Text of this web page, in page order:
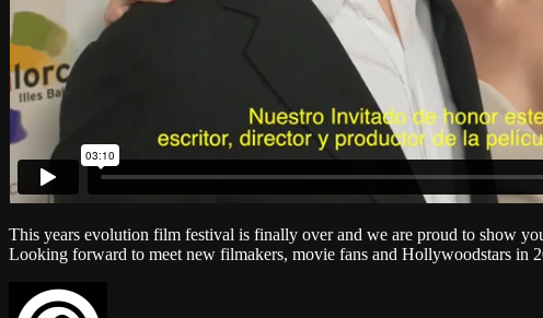
This years evolution film festival is finally over and we are proud to show
Looking forward to meet new filmakers, movie fans and Hollywoodstars in